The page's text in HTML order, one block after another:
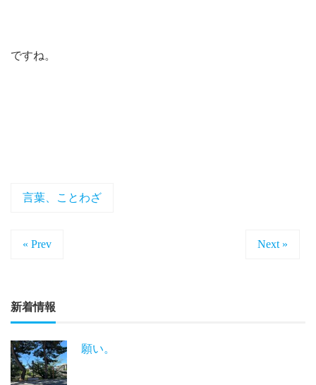
ですね。
言葉、ことわざ
« Prev Next »
新着情報
願い。